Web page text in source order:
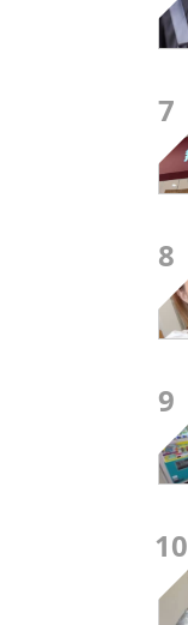
7
8
9
10